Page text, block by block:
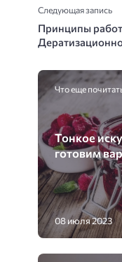
Следующая запись
Принципы
Что еще
Тонкое
готовим
08 июля 2023